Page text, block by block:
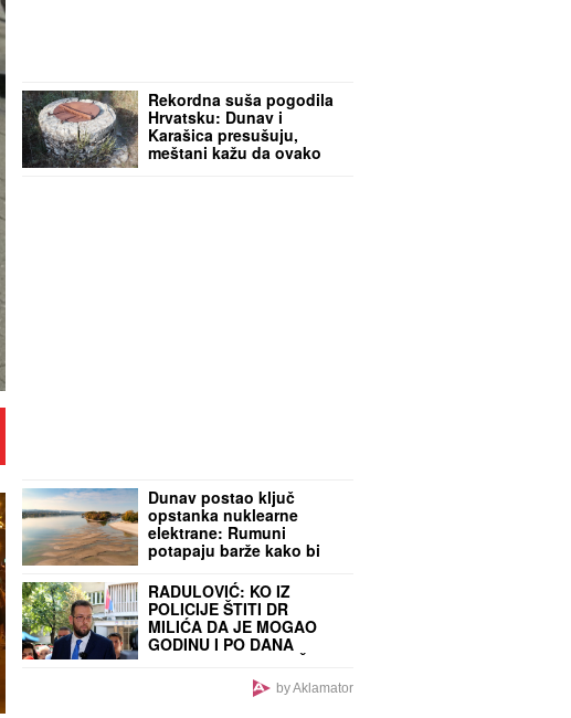
Rekordna suša pogodila
Hrvatsku: Dunav i
Karašica presušuju,
meštani kažu da ovako
Dunav postao ključ
opstanka nuklearne
elektrane: Rumuni
potapaju barže kako bi
RADULOVIĆ: KO IZ
POLICIJE ŠTITI DR
MILIĆA DA JE MOGAO
GODINU I PO DANA
NELEGALNO DA DRŽI
ARSENAL ORUŽJA U
SVOM POSEDU
by Aklamator